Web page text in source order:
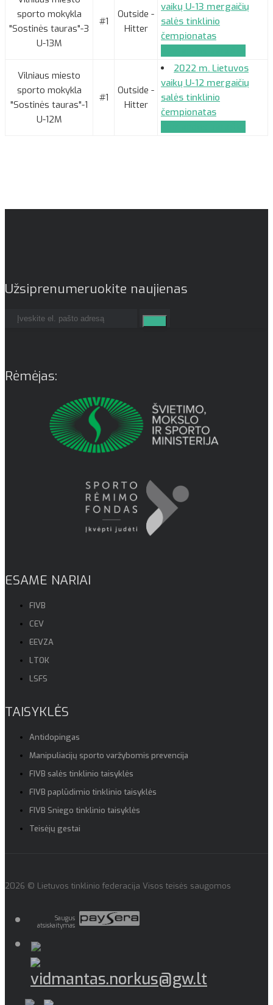
sporto mokykla
"Sostinės tauras"-3
U-13M
#1
Outside -
Hitter
vaikų U-13 mergaičių
salės tinklinio
čempionatas
Vilniaus miesto
sporto mokykla
"Sostinės tauras"-1
U-12M
#1
Outside -
Hitter
2022 m. Lietuvos
vaikų U-12 mergaičių
salės tinklinio
čempionatas
Užsiprenumeruokite naujienas
Rėmėjas:
ESAME NARIAI
FIVB
CEV
EEVZA
LTOK
LSFS
TAISYKLĖS
Antidopingas
Manipuliacijų sporto varžybomis prevencija
FIVB salės tinklinio taisyklės
FIVB paplūdimio tinklinio taisyklės
FIVB Sniego tinklinio taisyklės
Teisėjų gestai
2026 © Lietuvos tinklinio federacija Visos teisės saugomos
Saugus
atsiskaitymas